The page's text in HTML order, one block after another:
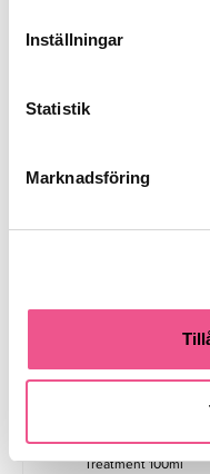
Inställningar
Statistik
Marknadsföring
Fynda Hår
Treatment 100ml